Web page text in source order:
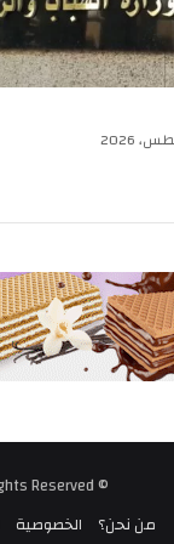
© Copyright 2009 - 2026, WATANIA NEWS, All Rights Reserved
من نحن؟
الخصوصية